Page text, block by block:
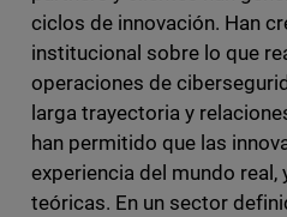
ciclos de innovación. Han
institucional sobre lo que
operaciones de
larga trayectoria y
han permitido que las
experiencia del mundo real,
teóricas. En un sector